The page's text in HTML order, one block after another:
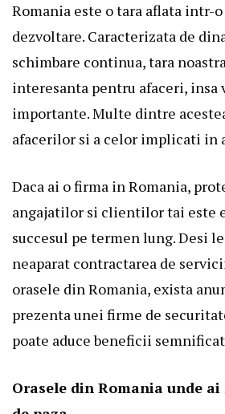
Romania este o tara aflata intr-
dezvoltare. Caracterizata de
schimbare continua, tara
interesanta pentru afaceri, insa
importante. Multe dintre
afacerilor si a celor implicati in
Daca ai o firma in Romania,
angajatilor si clientilor tai este
succesul pe termen lung. Desi
neaparat contractarea de
orasele din Romania, exista
prezenta unei firme de
poate aduce beneficii
Orasele din Romania unde